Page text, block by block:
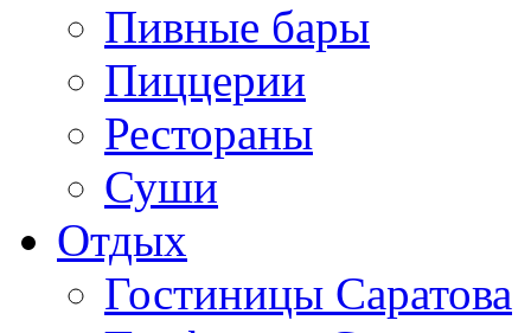
Пивные бары
Пиццерии
Рестораны
Суши
Отдых
Гостиницы Саратова